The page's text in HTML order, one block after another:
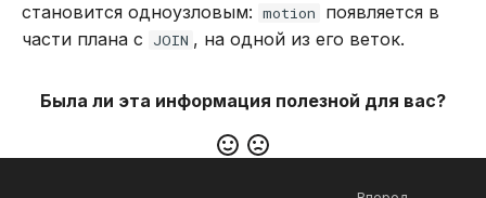
становится одноузловым: motion
появляется в
части плана с
JOIN , на одной из его веток.
Была ли эта информация полезной для вас?